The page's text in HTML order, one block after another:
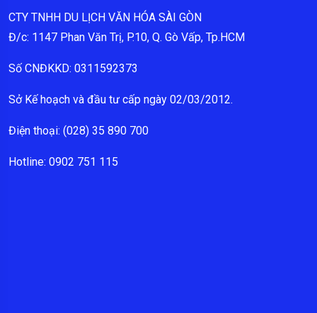
CTY TNHH DU LỊCH VĂN HÓA SÀI GÒN
Đ/c: 1147 Phan Văn Trị, P.10, Q. Gò Vấp, Tp.HCM
Số CNĐKKD: 0311592373
Sở Kế hoạch và đầu tư cấp ngày 02/03/2012.
Điện thoại: (028) 35 890 700
Hotline: 0902 751 115